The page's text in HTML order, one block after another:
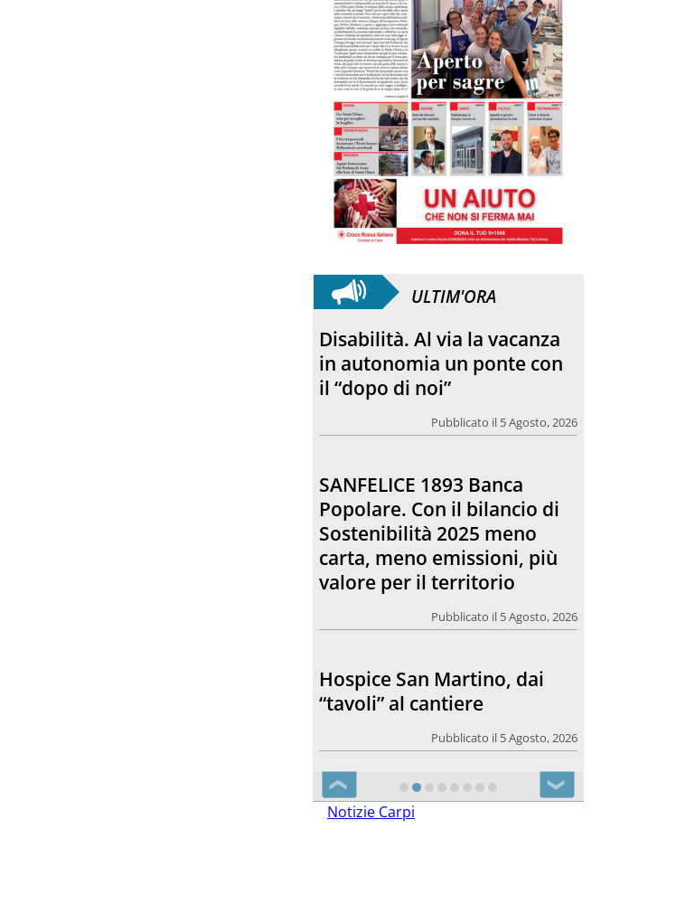
ULTIM'ORA
Disabilità. Al via la vacanza
in autonomia un ponte con
il “dopo di noi”
Pubblicato il 5 Agosto, 2026
SANFELICE 1893 Banca
Popolare. Con il bilancio di
Sostenibilità 2025 meno
carta, meno emissioni, più
valore per il territorio
Pubblicato il 5 Agosto, 2026
Hospice San Martino, dai
“tavoli” al cantiere
Pubblicato il 5 Agosto, 2026
❮ ❯
Notizie Carpi